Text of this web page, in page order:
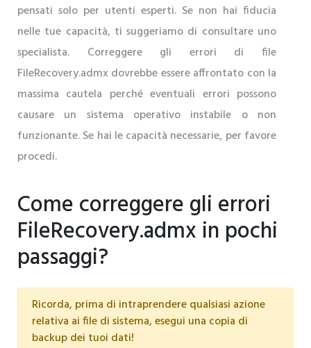
pensati solo per utenti esperti. Se non hai fiducia
nelle tue capacità, ti suggeriamo di consultare uno
specialista. Correggere gli errori di file
FileRecovery.admx dovrebbe essere affrontato con la
massima cautela perché eventuali errori possono
causare un sistema operativo instabile o non
funzionante. Se hai le capacità necessarie, per favore
procedi.
Come correggere gli errori
FileRecovery.admx in pochi
passaggi?
Ricorda, prima di intraprendere qualsiasi azione
relativa ai file di sistema, esegui una copia di
backup dei tuoi dati!